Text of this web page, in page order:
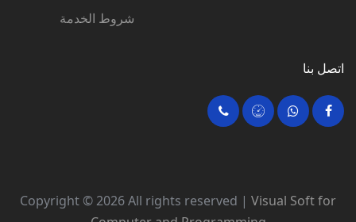
شروط الخدمة
اتصل بنا
Copyright ©2026 All rights reserved | Visual Soft for